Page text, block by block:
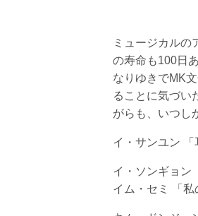
ミュージカルの
の寿命も100日
なりゆきでMK
ることに気づい
がらも、いつし
イ・サンユン 「
イ・ソンギョン
イム・セミ 「私